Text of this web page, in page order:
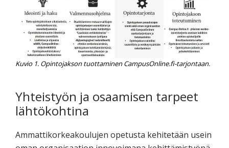
Kuvio 1. Opintojakson tuottaminen CampusOnline.fi-tarjontaan.
Yhteistyön ja osaamisen tarpeet
lähtökohtina
Ammattikorkeakoulujen opetusta kehitetään usein